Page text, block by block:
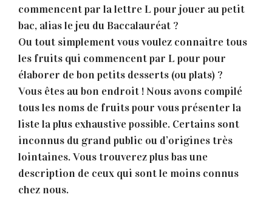
commencent par la lettre L pour jouer au petit
bac, alias le jeu du Baccalauréat ?
Ou tout simplement vous voulez connaitre tous
les fruits qui commencent par L pour pour
élaborer de bon petits desserts (ou plats) ?
Vous êtes au bon endroit ! Nous avons compilé
tous les noms de fruits pour vous présenter la
liste la plus exhaustive possible. Certains sont
inconnus du grand public ou d’origines très
lointaines. Vous trouverez plus bas une
description de ceux qui sont le moins connus
chez nous.